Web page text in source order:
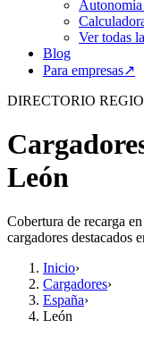
Ver todas
Blog
Para empresas↗
DIRECTORIO
León
Cobertura de recarga
cargadores destacados
Inicio›
Cargadores›
España›
León